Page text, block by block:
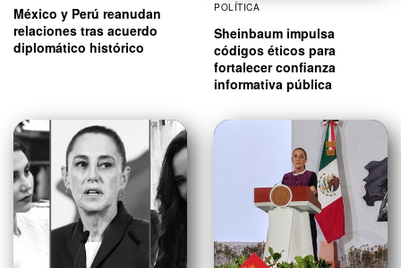
México y Perú reanudan
relaciones tras acuerdo
diplomático histórico
POLÍTICA
Sheinbaum impulsa
códigos éticos para
fortalecer confianza
informativa pública